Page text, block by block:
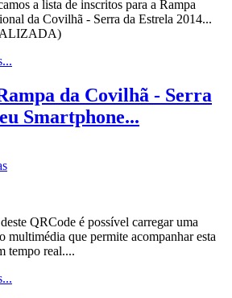
a lista de inscritos para a Rampa
da Covilhã - Serra da Estrela 2014...
da Covilhã - Serra
Smartphone...
QRCode é possível carregar uma
multimédia que permite acompanhar esta
tempo real....